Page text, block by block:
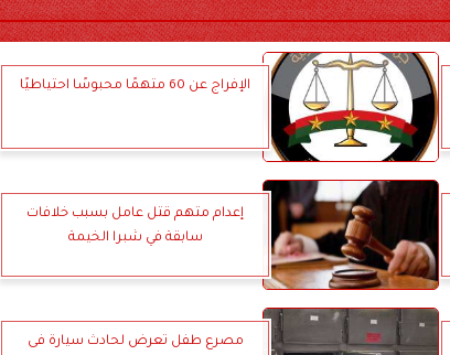
الإفراج عن 60 متهمًا محبوسًا احتياطيًا
إعدام متهم قتل عامل بسبب خلافات
سابقة في شبرا الخيمة
مصرع طفل تعرض لحادث سيارة فى